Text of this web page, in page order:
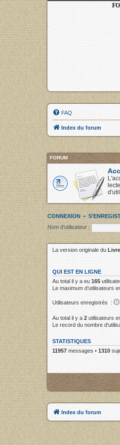
FAQ
Index du forum
FORUM
CONNEXION•
Nom d’utilisateur :
La version originale du
QUI EST EN LIGNE
Au total il y a eu 165
Le maximum d’utilisateurs
Utilisateurs enregistrés :
Au total il y a 2 utilisateurs
Le record du nombre
STATISTIQUES
11957 messages • 1310
Index du forum